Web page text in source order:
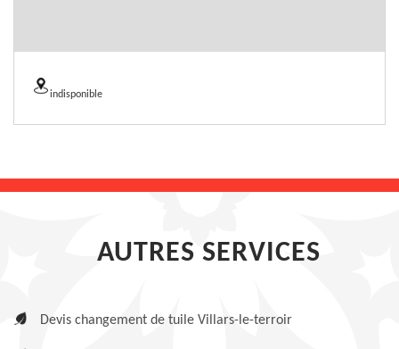
indisponible
AUTRES SERVICES
Devis changement de tuile Villars-le-terroir